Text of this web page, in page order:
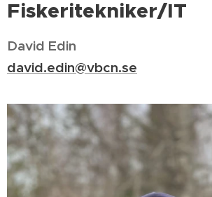
Fiskeritekniker/IT
David Edin
david.edin@vbcn.se